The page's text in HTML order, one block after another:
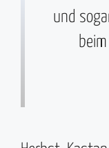
und